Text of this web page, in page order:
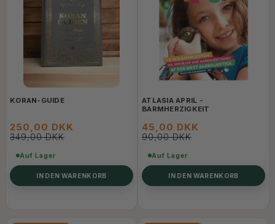
KORAN-GUIDE
250,00 DKK
349,00 DKK
Auf Lager
IN DEN WARENKORB
ATLASIA APRIL -
BARMHERZIGKEIT
45,00 DKK
90,00 DKK
Auf Lager
IN DEN WARENKORB